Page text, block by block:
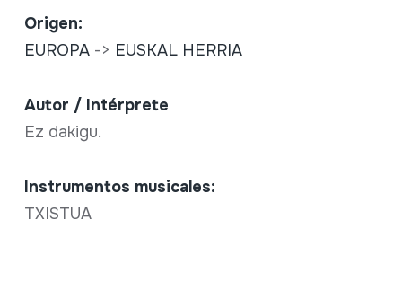
Origen:
EUROPA-> EUSKAL HERRIA
Autor / Intérprete
Ez dakigu.
Instrumentos musicales:
TXISTUA